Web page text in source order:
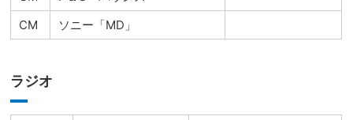
CM
ソニー「MD」
ラジオ